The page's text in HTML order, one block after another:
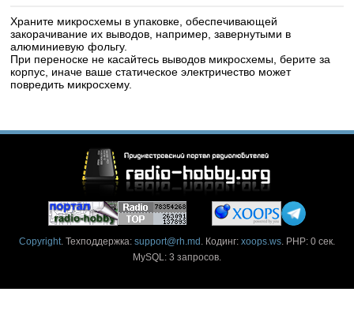
Храните микросхемы в упаковке, обеспечивающей
закорачивание их выводов, например, завернутыми в
алюминиевую фольгу.
При переноске не касайтесь выводов микросхемы, берите за
корпус, иначе ваше статическое электричество может
повредить микросхему.
Copyright. Техподдержка: support@rh.md . Кодинг: xoops.ws. PHP: 0 сек.
MySQL: 3 запросов.